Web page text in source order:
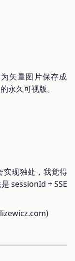
矢量图片保存成
永久可视版。
实现独处，我觉得
sessionId + SSE